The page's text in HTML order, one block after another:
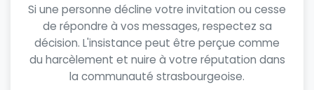
Si une personne décline votre invitation ou cesse
de répondre à vos messages, respectez sa
décision. L'insistance peut être perçue comme
du harcèlement et nuire à votre réputation dans
la communauté strasbourgeoise.